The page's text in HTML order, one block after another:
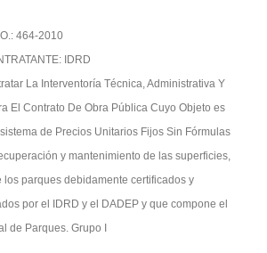
464-2010
IDRD
La Interventoría Técnica, Administrativa Y
El Contrato De Obra Pública Cuyo Objeto es
de Precios Unitarios Fijos Sin Fórmulas
y mantenimiento de las superficies,
los parques debidamente certificados y
por el IDRD y el DADEP y que compone el
de Parques. Grupo I